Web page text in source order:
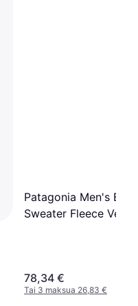
Patagonia Men's
Sweater Fleece Vest -
78,34 €
Tai 3 maksua 26,83 €